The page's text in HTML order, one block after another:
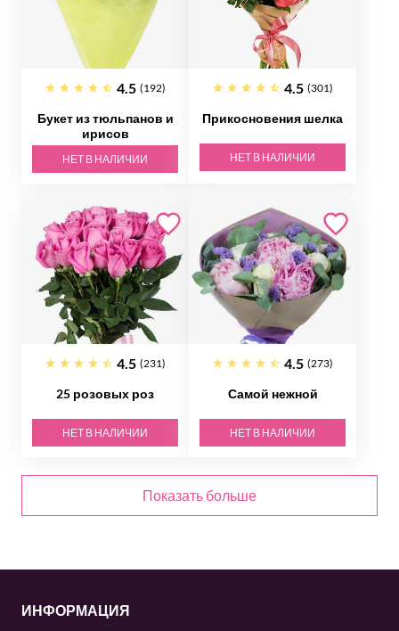
4.5 (192)
Букет из тюльпанов и
ирисов
НЕТ В НАЛИЧИИ
4.5 (301)
Прикосновения шелка
НЕТ В НАЛИЧИИ
4.5 (231)
25 розовых роз
НЕТ В НАЛИЧИИ
4.5 (273)
Самой нежной
НЕТ В НАЛИЧИИ
Показать больше
ИНФОРМАЦИЯ